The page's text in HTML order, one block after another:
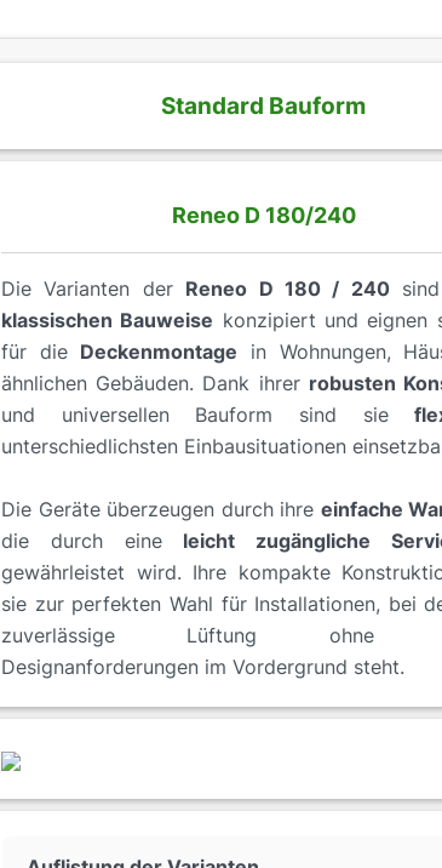
Standard Bauform
Reneo D 180/240
Die Varianten der Reneo D 180 / 240sind
klassischen Bauweise konzipiert und eignen
für die Deckenmontage in Wohnungen,
ähnlichen Gebäuden. Dank ihrer robusten
und universellen Bauform sind sie
unterschiedlichsten Einbausituationen
Die Geräte überzeugen durch ihre einfache
die durch eine leicht zugängliche
gewährleistet wird. Ihre kompakte
sie zur perfekten Wahl für Installationen, bei
zuverlässige Lüftung ohne
Designanforderungen im Vordergrund steht.